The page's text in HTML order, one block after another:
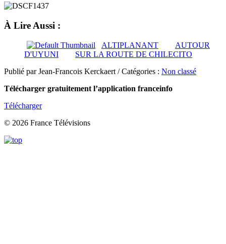
À Lire Aussi :
ALTIPLANANT
AUTOUR
D'UYUNI
SUR LA ROUTE DE CHILECITO
Publié par Jean-Francois Kerckaert / Catégories : Non classé
Télécharger gratuitement l’application franceinfo
Télécharger
© 2026 France Télévisions